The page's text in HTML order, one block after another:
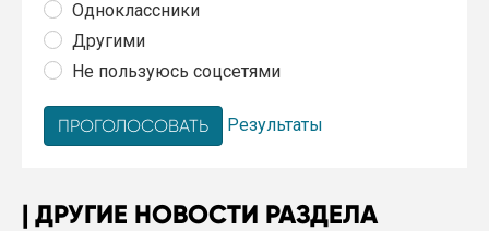
Одноклассники
Другими
Не пользуюсь соцсетями
Результаты
ДРУГИЕ НОВОСТИ РАЗДЕЛА